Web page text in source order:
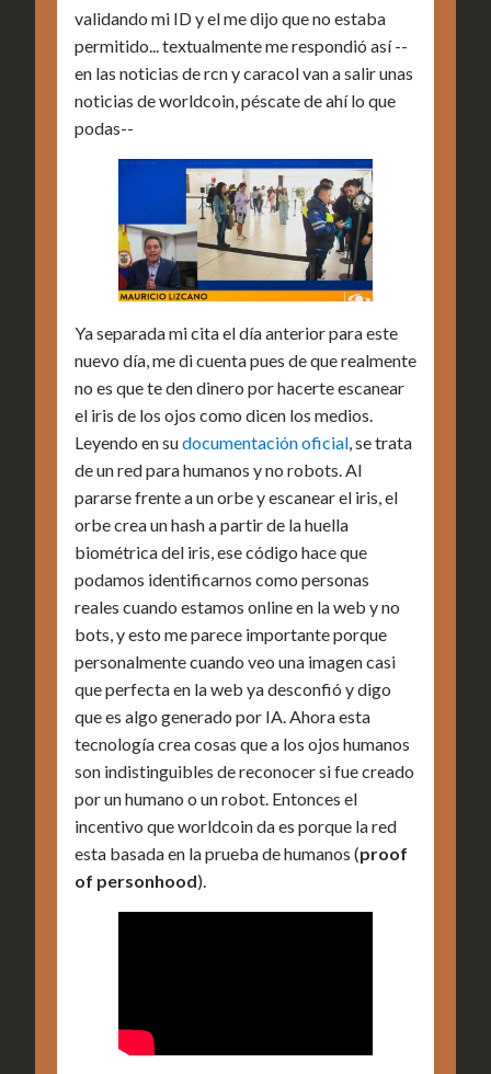
validando mi ID y el me dijo que no estaba
permitido... textualmente me respondió así --
en las noticias de rcn y caracol van a salir unas
noticias de worldcoin, péscate de ahí lo que
podas--
Ya separada mi cita el día anterior para este
nuevo día, me di cuenta pues de que realmente
no es que te den dinero por hacerte escanear
el iris de los ojos como dicen los medios.
Leyendo en sudocumentación oficial, se trata
de un red para humanos y no robots. Al
pararse frente a un orbe y escanear el iris, el
orbe crea un hash a partir de la huella
biométrica del iris, ese código hace que
podamos identificarnos como personas
reales cuando estamos online en la web y no
bots, y esto me parece importante porque
personalmente cuando veo una imagen casi
que perfecta en la web ya desconfió y digo
que es algo generado por IA. Ahora esta
tecnología crea cosas que a los ojos humanos
son indistinguibles de reconocer si fue creado
por un humano o un robot. Entonces el
incentivo que worldcoin da es porque la red
esta basada en la prueba de humanos (proof
of personhood).